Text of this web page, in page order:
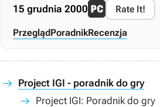
15 grudnia 2000 Rate It!
PrzeglądPoradnikRecenzja
Project IGI - poradnik do gry
Project IGI: Poradnik do gry